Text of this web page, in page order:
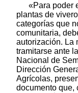
«Para poder
plantas de
categorías que
comunitaria,
autorización. La
tramitarse ante
Nacional de
Dirección
Agrícolas,
documento que,